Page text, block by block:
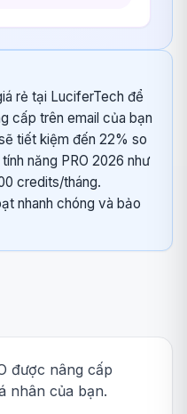
rẻ tại LuciferTech để
cấp trên email của bạn
tiết kiệm đến 22% so
năng PRO 2026 như
credits/tháng.
nhanh chóng và bảo
được nâng cấp
nhân của bạn.